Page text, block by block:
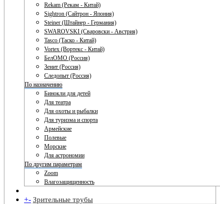
Rekam (Рекам - Китай)
Sightron (Сайтрон - Япония)
Steiner (Штайнер - Германия)
SWAROVSKI (Сваровски - Австрия)
Tasco (Таско - Китай)
Vortex (Вортекс - Китай)
БелОМО (Россия)
Зенит (Россия)
Следопыт (Россия)
По назначению
Бинокли для детей
Для театра
Для охоты и рыбалки
Для туризма и спорта
Армейские
Полевые
Морские
Для астрономии
По другим параметрам
Zoom
Влагозащищенность
+- Зрительные трубы